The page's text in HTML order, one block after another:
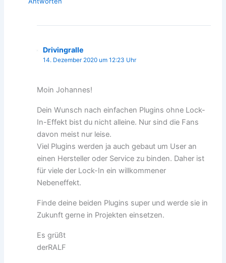
Drivingralle
14. Dezember 2020 um 12:23 Uhr
Moin Johannes!
Dein Wunsch nach einfachen Plugins ohne Lock-
In-Effekt bist du nicht alleine. Nur sind die Fans
davon meist nur leise.
Viel Plugins werden ja auch gebaut um User an
einen Hersteller oder Service zu binden. Daher ist
für viele der Lock-In ein willkommener
Nebeneffekt.
Finde deine beiden Plugins super und werde sie in
Zukunft gerne in Projekten einsetzen.
Es grüßt
derRALF